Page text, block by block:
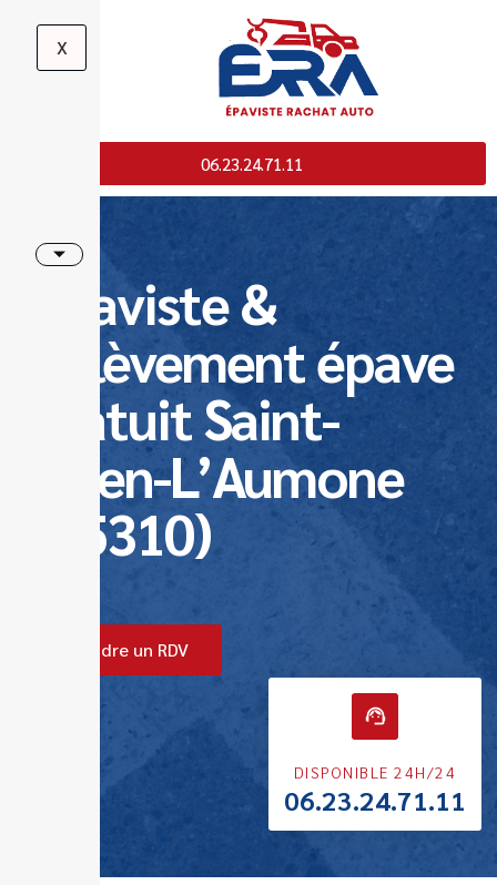
X
06.23.24.71.11
Epaviste &
Enlèvement épave
gratuit Saint-
Ouen-L’Aumone
(95310)
Prendre un RDV
DISPONIBLE 24H/24
06.23.24.71.11